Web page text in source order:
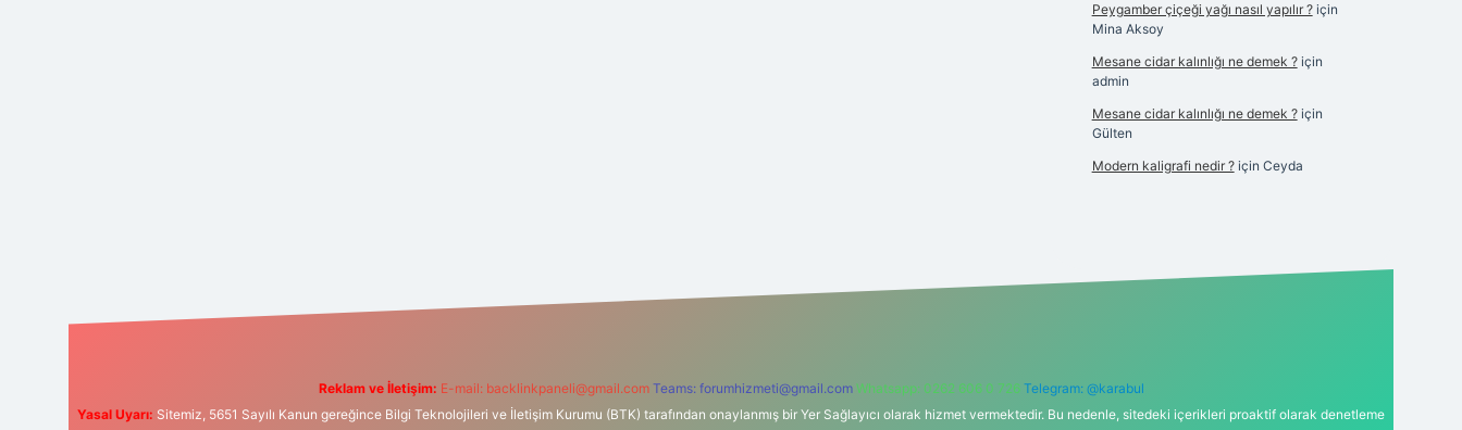
Peygamber çiçeği yağı nasıl yapılır ?için
Mina Aksoy
Mesane cidar kalınlığı ne demek ?için
admin
Mesane cidar kalınlığı ne demek ?için
Gülten
Modern kaligrafi nedir ?için Ceyda
Reklam ve İletişim: E-mail: backlinkpaneli@gmail.com Teams: forumhizmeti@gmail.com Whatsapp: 0262 606 0 726 Telegram: @karabul
Yasal Uyarı: Sitemiz, 5651 Sayılı Kanun gereğince Bilgi Teknolojileri ve İletişim Kurumu (BTK) tarafından onaylanmış bir Yer Sağlayıcı olarak hizmet vermektedir. Bu nedenle, sitedeki içerikleri proaktif olarak denetleme